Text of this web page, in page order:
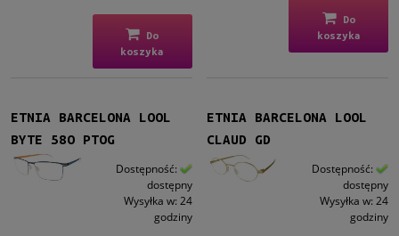
Do
koszyka
Do
koszyka
ETNIA BARCELONA LOOL
BYTE 58O PTOG
Dostępność:
dostępny
Wysyłka w: 24
godziny
ETNIA BARCELONA LOOL
CLAUD GD
Dostępność:
dostępny
Wysyłka w: 24
godziny